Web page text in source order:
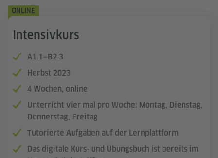
ONLINE
Intensivkurs
A1.1—B2.3
Herbst 2023
4 Wochen, online
Unterricht vier mal pro Woche: Montag, Dienstag,
Donnerstag, Freitag
Tutorierte Aufgaben auf der Lernplattform
Das digitale Kurs- und Übungsbuch ist bereits im